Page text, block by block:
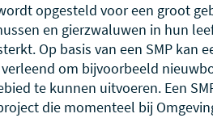
opgesteld voor een groot
en gierzwaluwen in hun
Op basis van een SMP kan
om bijvoorbeeld
te kunnen uitvoeren. Een
die momenteel bij